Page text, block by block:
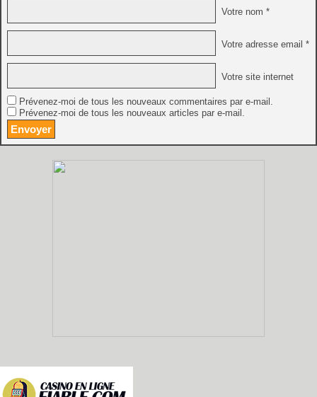
Votre nom *
Votre adresse email *
Votre site internet
Prévenez-moi de tous les nouveaux commentaires par e-mail.
Prévenez-moi de tous les nouveaux articles par e-mail.